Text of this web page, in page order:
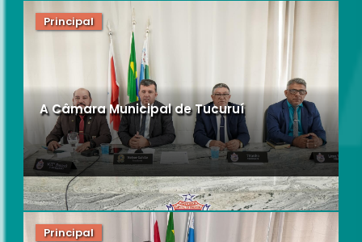
Principal
A Câmara Municipal de Tucuruí
Principal